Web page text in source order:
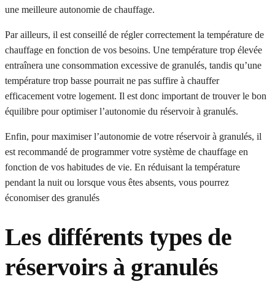
une meilleure autonomie de chauffage.
Par ailleurs, il est conseillé de régler correctement la température de
chauffage en fonction de vos besoins. Une température trop élevée
entraînera une consommation excessive de granulés, tandis qu’une
température trop basse pourrait ne pas suffire à chauffer
efficacement votre logement. Il est donc important de trouver le bon
équilibre pour optimiser l’autonomie du réservoir à granulés.
Enfin, pour maximiser l’autonomie de votre réservoir à granulés, il
est recommandé de programmer votre système de chauffage en
fonction de vos habitudes de vie. En réduisant la température
pendant la nuit ou lorsque vous êtes absents, vous pourrez
économiser des granulés
Les différents types de
réservoirs à granulés